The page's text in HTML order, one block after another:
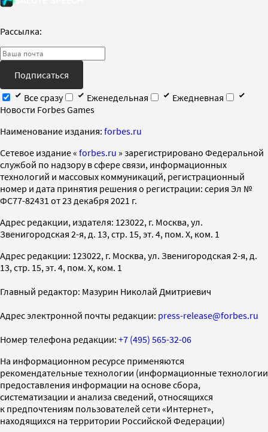
Рассылка:
Подписаться
Все сразу
Еженедельная
Ежедневная
Новости Forbes Games
Наименование издания: forbes.ru
Cетевое издание « forbes.ru » зарегистрировано Федеральной
службой по надзору в сфере связи, информационных
технологий и массовых коммуникаций, регистрационный
номер и дата принятия решения о регистрации: серия Эл №
ФС77-82431 от 23 декабря 2021 г.
Адрес редакции, издателя: 123022, г. Москва, ул.
Звенигородская 2-я, д. 13, стр. 15, эт. 4, пом. X, ком. 1
Адрес редакции: 123022, г. Москва, ул. Звенигородская 2-я, д.
13, стр. 15, эт. 4, пом. X, ком. 1
Главный редактор: Мазурин Николай Дмитриевич
Адрес электронной почты редакции: press-release@forbes.ru
Номер телефона редакции: +7 (495) 565-32-06
На информационном ресурсе применяются
рекомендательные технологии (информационные технологии
предоставления информации на основе сбора,
систематизации и анализа сведений, относящихся
к предпочтениям пользователей сети «Интернет»,
находящихся на территории Российской Федерации)